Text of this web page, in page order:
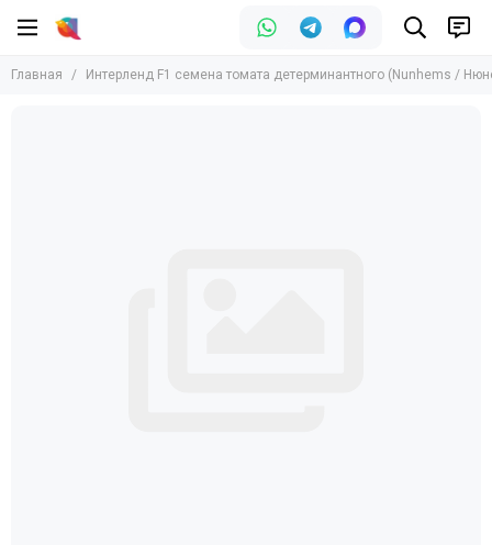
Главная Интерленд F1 семена томата детерминантного (Nunhems /